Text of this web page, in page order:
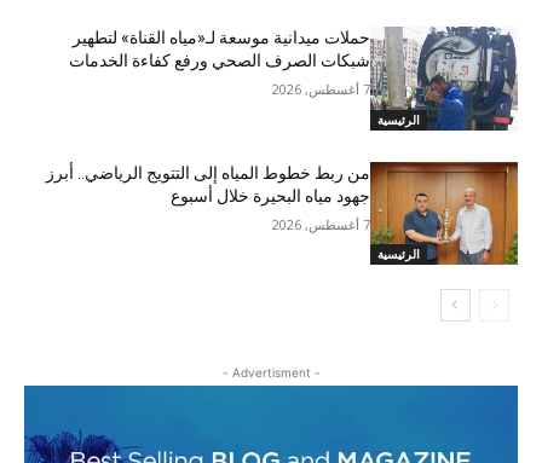
الرئيسية
حملات ميدانية موسعة لـ«مياه القناة» لتطهير
شبكات الصرف الصحي ورفع كفاءة الخدمات
7 أغسطس, 2026
الرئيسية
من ربط خطوط المياه إلى التتويج الرياضي.. أبرز
جهود مياه البحيرة خلال أسبوع
7 أغسطس, 2026
- Advertisment -